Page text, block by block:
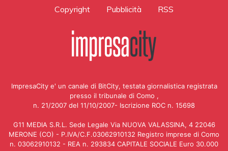
Copyright Pubblicità RSS
ImpresaCity e' un canale di BitCity, testata giornalistica registrata
presso il tribunale di Como ,
n. 21/2007 del 11/10/2007- Iscrizione ROC n. 15698
G11 MEDIA S.R.L. Sede Legale Via NUOVA VALASSINA, 4 22046
MERONE (CO) - P.IVA/C.F.03062910132 Registro imprese di Como
n. 03062910132 - REA n. 293834 CAPITALE SOCIALE Euro 30.000